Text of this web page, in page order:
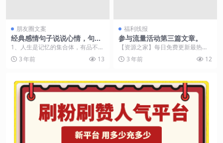
朋友圈文案
经典感情句子说说心情，句句
浪漫，总有几句让你感慨万千
1、人生是记忆的集合体，有品不尽
的苦辣酸甜。心无所求，便不受万
象牵绊；心无牵绊，...
3 年前 13
福利线报
参与流量活动第三篇文章。
【资源之家】每日免费更新最热门
的副业项目资源 参与流量活动第三
篇文章。也是坚持活...
3 年前 12